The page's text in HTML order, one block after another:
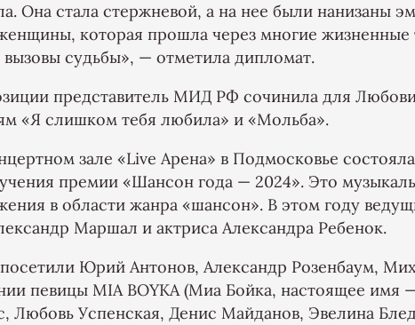
Она стала стержневой, а на нее были нанизаны
которая прошла через многие жизненные
вызовы судьбы», — отметила дипломат.
представитель МИД РФ сочинила для
«Я слишком тебя любила» и «Мольба».
зале «Live Арена» в Подмосковье
премии «Шансон года — 2024». Это
в области жанра «шансон». В этом году
Маршал и актриса Александра Ребенок.
Юрий Антонов, Александр Розенбаум,
певицы МІА ВОYKA (Миа Бойка, настоящее имя
Любовь Успенская, Денис Майданов, Эвелина